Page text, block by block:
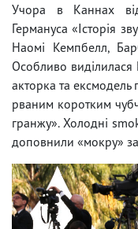
Учора в Каннах
Германуса «Історія
Наомі Кемпбелл,
Особливо виділилася
акторка та ексмодель
рваним коротким
гранжу». Холодні
доповнили «мокру»